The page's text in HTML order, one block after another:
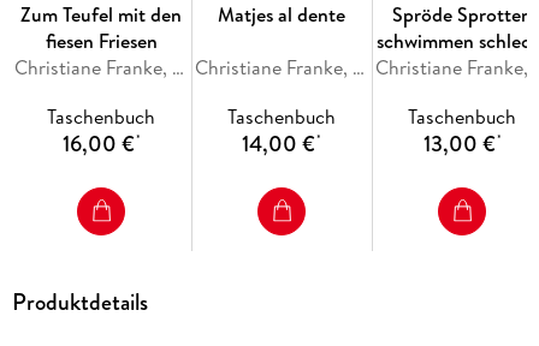
Zum Teufel mit den
fiesen Friesen
Christiane Franke, Cornelia Kuhnert
Taschenbuch
16,00 €*
Matjes al dente
Christiane Franke, Cornelia Kuhnert
Taschenbuch
14,00 €*
Spröde Sprotten
schwimmen
Taschenbuch
13,00 €*
Produktdetails